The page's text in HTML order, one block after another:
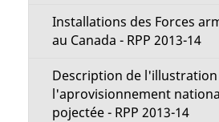
Installations des Forces
au Canada - RPP 2013-14
Description de l'illustration
l'aprovisionnement
pojectée - RPP 2013-14